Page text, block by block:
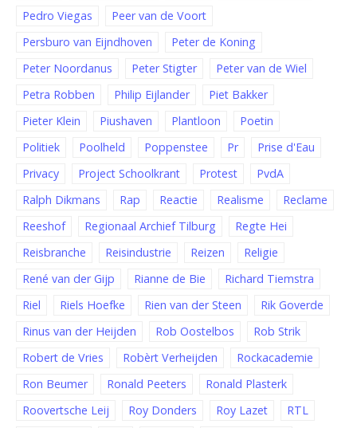
Pedro Viegas
Peer van de Voort
Persburo van Eijndhoven
Peter de Koning
Peter Noordanus
Peter Stigter
Peter van de Wiel
Petra Robben
Philip Eijlander
Piet Bakker
Pieter Klein
Piushaven Plantloon
Poetin
Politiek
Poolheld Poppenstee Pr
Prise d'Eau
Privacy
Project Schoolkrant Protest
PvdA
Ralph Dikmans
Rap Reactie Realisme
Reclame
Reeshof
Regionaal Archief Tilburg
Regte Hei
Reisbranche
Reisindustrie Reizen
Religie
René van der Gijp
Rianne de Bie
Richard Tiemstra
Riel
Riels Hoefke Rien van der Steen
Rik Goverde
Rinus van der Heijden
Rob Oostelbos
Rob Strik
Robert de Vries
Robèrt Verheijden
Rockacademie
Ron Beumer
Ronald Peeters
Ronald Plasterk
Roovertsche Leij
Roy Donders Roy Lazet
RTL